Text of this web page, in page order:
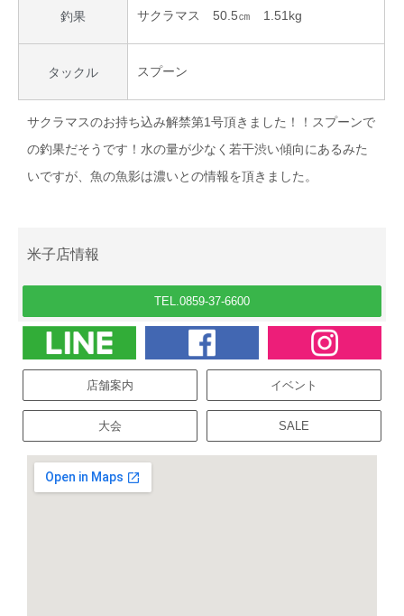
釣果 サクラマス 50.5㎝ 1.51kg
タックル スプーン
サクラマスのお持ち込み解禁第1号頂きました！！スプーンで
の釣果だそうです！水の量が少なく若干渋い傾向にあるみた
いですが、魚の魚影は濃いとの情報を頂きました。
米子店情報
TEL.0859-37-6600
店舗案内 イベント
大会 SALE